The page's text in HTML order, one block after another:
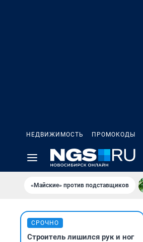
НЕДВИЖИМОСТЬ ПРОМОКОДЫ
«Майские» против подставщиков
СРОЧНО
Строитель лишился рук и ног